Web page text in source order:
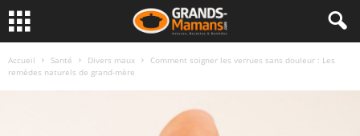
Accueil Santé Divers maux
Comment soigner les verrues sans douleur : Les
remèdes naturels de grand-mère